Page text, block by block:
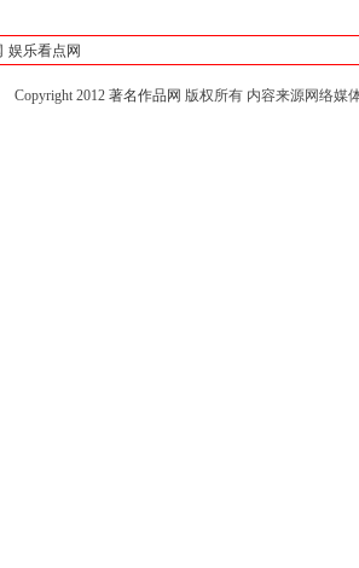
娱乐看点网
Copyright 2012 著名作品网 版权所有 内容来源网络媒